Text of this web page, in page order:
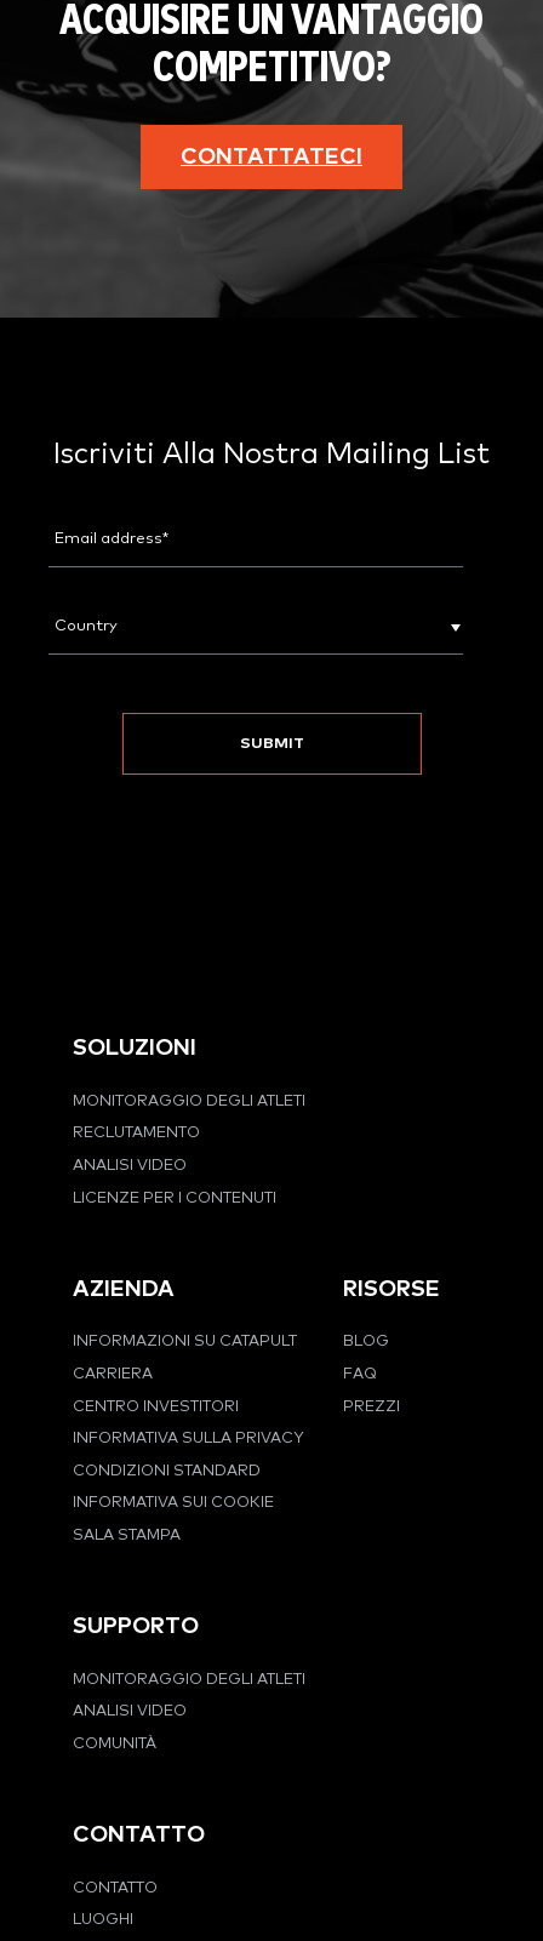
ACQUISIRE UN VANTAGGIO
COMPETITIVO?
CONTATTATECI
Iscriviti Alla Nostra Mailing List
SOLUZIONI
MONITORAGGIO DEGLI ATLETI
RECLUTAMENTO
ANALISI VIDEO
LICENZE PER I CONTENUTI
AZIENDA
INFORMAZIONI SU CATAPULT
CARRIERA
CENTRO INVESTITORI
INFORMATIVA SULLA PRIVACY
CONDIZIONI STANDARD
INFORMATIVA SUI COOKIE
SALA STAMPA
RISORSE
BLOG
FAQ
PREZZI
SUPPORTO
MONITORAGGIO DEGLI ATLETI
ANALISI VIDEO
COMUNITÀ
CONTATTO
CONTATTO
LUOGHI